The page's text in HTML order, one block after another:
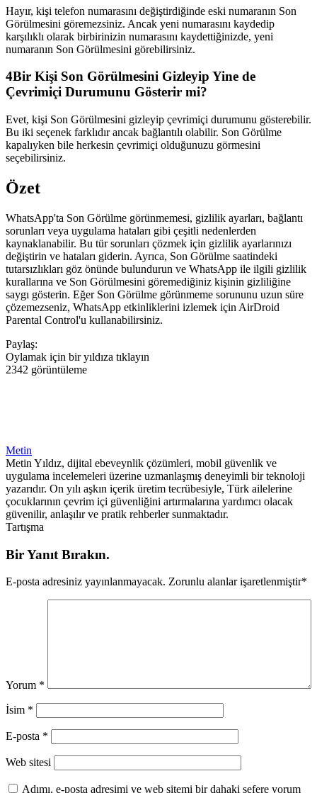
Hayır, kişi telefon numarasını değiştirdiğinde eski numaranın Son
Görülmesini göremezsiniz. Ancak yeni numarasını kaydedip
karşılıklı olarak birbirinizin numarasını kaydettiğinizde, yeni
numaranın Son Görülmesini görebilirsiniz.
4Bir Kişi Son Görülmesini Gizleyip Yine de
Çevrimiçi Durumunu Gösterir mi?
Evet, kişi Son Görülmesini gizleyip çevrimiçi durumunu gösterebilir.
Bu iki seçenek farklıdır ancak bağlantılı olabilir. Son Görülme
kapalıyken bile herkesin çevrimiçi olduğunuzu görmesini
seçebilirsiniz.
Özet
WhatsApp'ta Son Görülme görünmemesi, gizlilik ayarları, bağlantı
sorunları veya uygulama hataları gibi çeşitli nedenlerden
kaynaklanabilir. Bu tür sorunları çözmek için gizlilik ayarlarınızı
değiştirin ve hataları giderin. Ayrıca, Son Görülme saatindeki
tutarsızlıkları göz önünde bulundurun ve WhatsApp ile ilgili gizlilik
kurallarına ve Son Görülmesini göremediğiniz kişinin gizliliğine
saygı gösterin. Eğer Son Görülme görünmeme sorununu uzun süre
çözemezseniz, WhatsApp etkinliklerini izlemek için AirDroid
Parental Control'u kullanabilirsiniz.
Paylaş:
Oylamak için bir yıldıza tıklayın
2342 görüntüleme
Metin
Metin Yıldız, dijital ebeveynlik çözümleri, mobil güvenlik ve
uygulama incelemeleri üzerine uzmanlaşmış deneyimli bir teknoloji
yazarıdır. On yılı aşkın içerik üretim tecrübesiyle, Türk ailelerine
çocuklarının çevrim içi güvenliğini artırmalarına yardımcı olacak
güvenilir, anlaşılır ve pratik rehberler sunmaktadır.
Tartışma
Bir Yanıt Bırakın.
E-posta adresiniz yayınlanmayacak. Zorunlu alanlar işaretlenmiştir*
Yorum *
İsim *
E-posta *
Web sitesi
Adımı, e-posta adresimi ve web sitemi bir dahaki sefere yorum